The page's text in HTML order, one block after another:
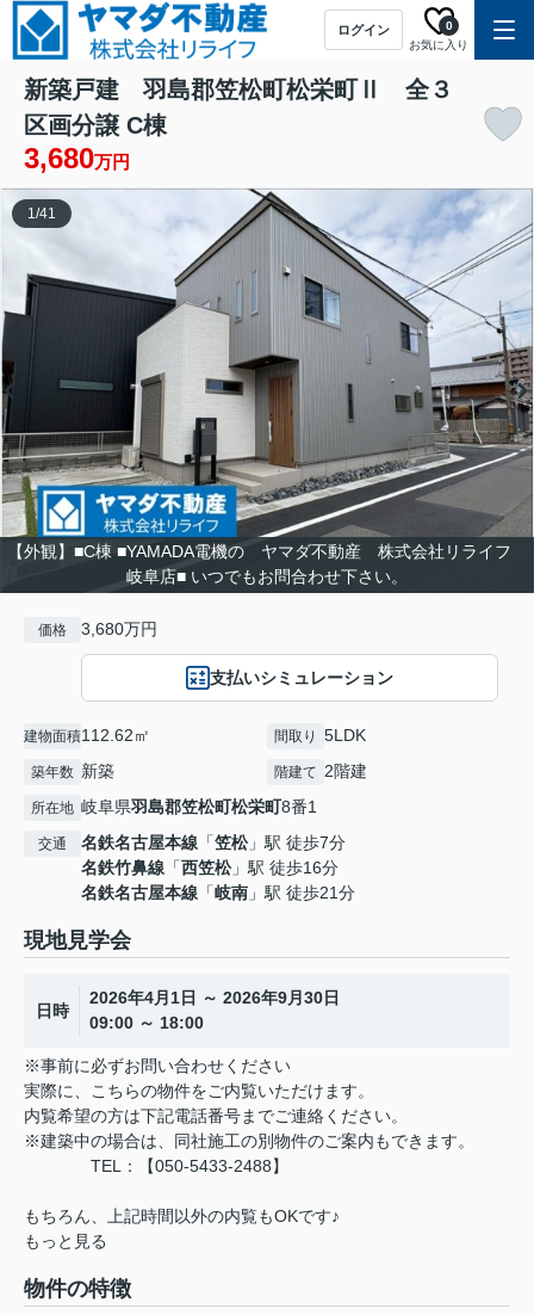
ログイン
お気に入り
0
新築戸建 羽島郡笠松町松栄町Ⅱ 全３
区画分譲 C棟
3,680万円
【外観】■C棟 ■YAMADA電機の ヤマダ不動産 株式会社リライフ
岐阜店■ いつでもお問合わせ下さい。
1/41
価格 3,680万円
支払いシミュレーション
建物面積112.62㎡ 間取り 5LDK
築年数 新築 階建て 2階建
所在地 岐阜県羽島郡笠松町松栄町8番1
交通 名鉄名古屋本線 「笠松」駅 徒歩7分
名鉄竹鼻線 「西笠松」駅 徒歩16分
名鉄名古屋本線 「岐南 」駅 徒歩21分
現地見学会
日時
2026年4月1日 ～ 2026年9月30日
09:00 ～ 18:00
※事前に必ずお問い合わせください
実際に、こちらの物件をご内覧いただけます。
内覧希望の方は下記電話番号までご連絡ください。
※建築中の場合は、同社施工の別物件のご案内もできます。
TEL：【050-5433-2488】
もちろん、上記時間以外の内覧もOKです♪
もっと見る
物件の特徴